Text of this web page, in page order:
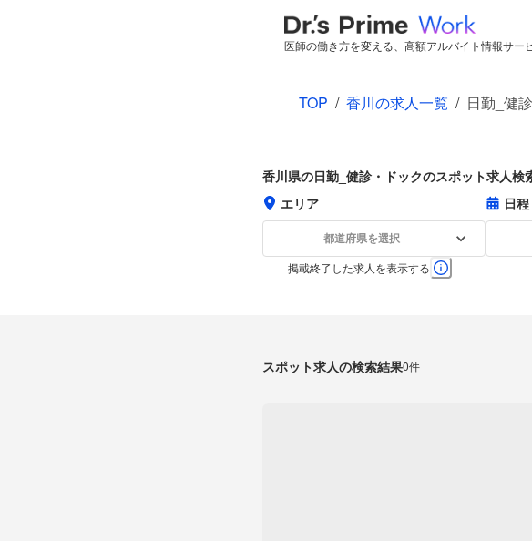
医師の働き方を変える、高額アルバイト情報サー
TOP / 香川の求人一覧 / 日勤_健
香川県の日勤_健診・ドックのスポット求人検
エリア
都道府県を選択
日程
掲載終了した求人を表示する
スポット求人の検索結果0件